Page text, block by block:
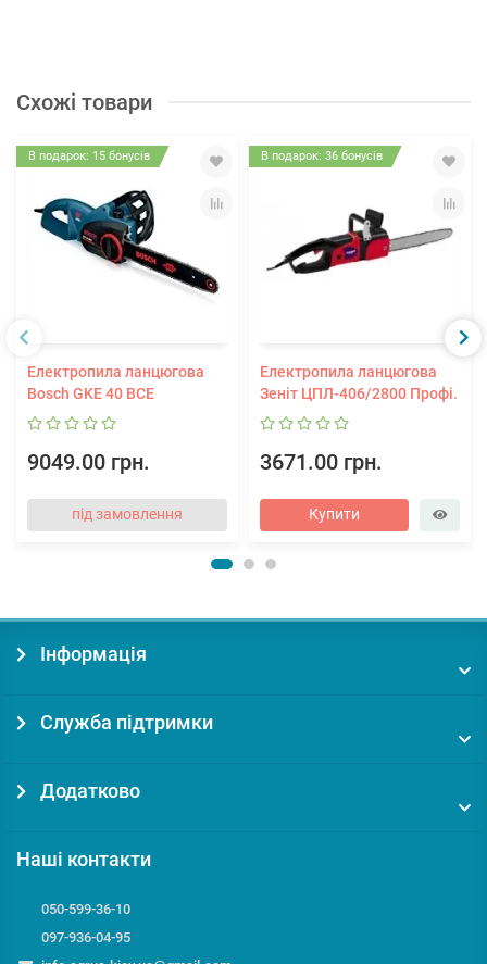
Схожі товари
В подарок: 15 бонусів
Електропила ланцюгова
Bosch GKE 40 BCE
9049.00 грн.
під замовлення
В подарок: 36 бонусів
Електропила ланцюгова
Зеніт ЦПЛ-406/2800 Профі.
3671.00 грн.
Купити
Інформація
Служба підтримки
Додатково
Наші контакти
050-599-36-10
097-936-04-95